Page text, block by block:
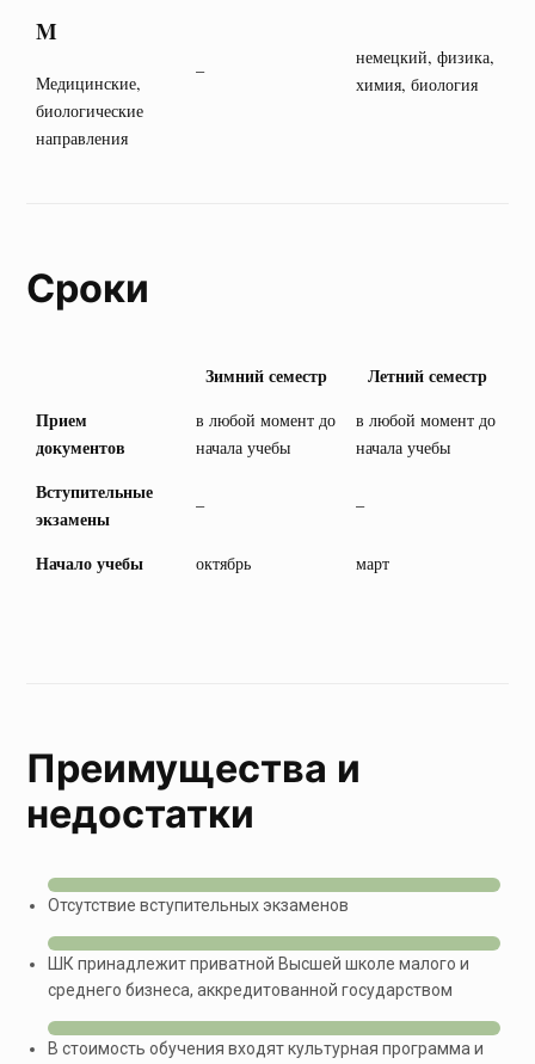
M
Медицинские,
биологические
направления
–
немецкий, физика,
химия, биология
Сроки
Зимний семестр
Летний семестр
Прием
документов
в любой момент до
начала учебы
в любой момент до
начала учебы
Вступительные
экзамены
– –
Начало учебы октябрь март
Преимущества и
недостатки
Отсутствие вступительных экзаменов
ШК принадлежит приватной Высшей школе малого и
среднего бизнеса, аккредитованной государством
В стоимость обучения входят культурная программа и